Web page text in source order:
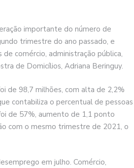
importante do número de
trimestre do ano passado, e
comércio, administração pública,
de Domicílios, Adriana Beringuy.
de 98,7 milhões, com alta de 2,2%
contabiliza o percentual de pessoas
de 57%, aumento de 1,1 ponto
com o mesmo trimestre de 2021, o
em julho. Comércio,